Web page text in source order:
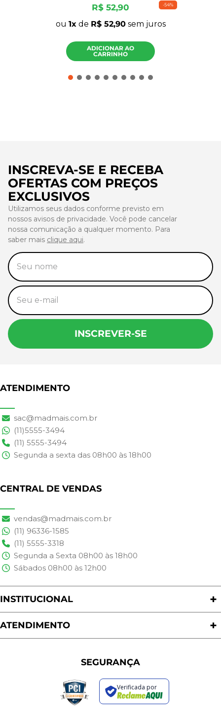
-54%
R$ 52,90
ou 1 de R$ 52,90sem juros
ADICIONAR AO
CARRINHO
INSCREVA-SE E RECEBA
OFERTAS COM PREÇOS
EXCLUSIVOS
Utilizamos seus dados conforme previsto em
nossos avisos de privacidade. Você pode cancelar
nossa comunicação a qualquer momento. Para
saber mais clique aqui.
INSCREVER-SE
ATENDIMENTO
sac@madmais.com.br
(11)5555-3494
(11) 5555-3494
Segunda a sexta das 08h00 às 18h00
CENTRAL DE VENDAS
vendas@madmais.com.br
(11) 96336-1585
(11) 5555-3318
Segunda a Sexta 08h00 às 18h00
Sábados 08h00 às 12h00
INSTITUCIONAL
Quem Somos
Nossas Lojas
ATENDIMENTO
Política de Privacidade
Trocas e Devoluções
Regras de Promoções
Termos de Uso
SEGURANÇA
Verificada por